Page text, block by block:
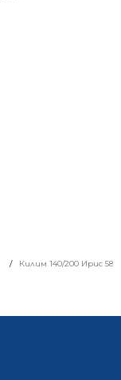
Килим 140/200 Ирис